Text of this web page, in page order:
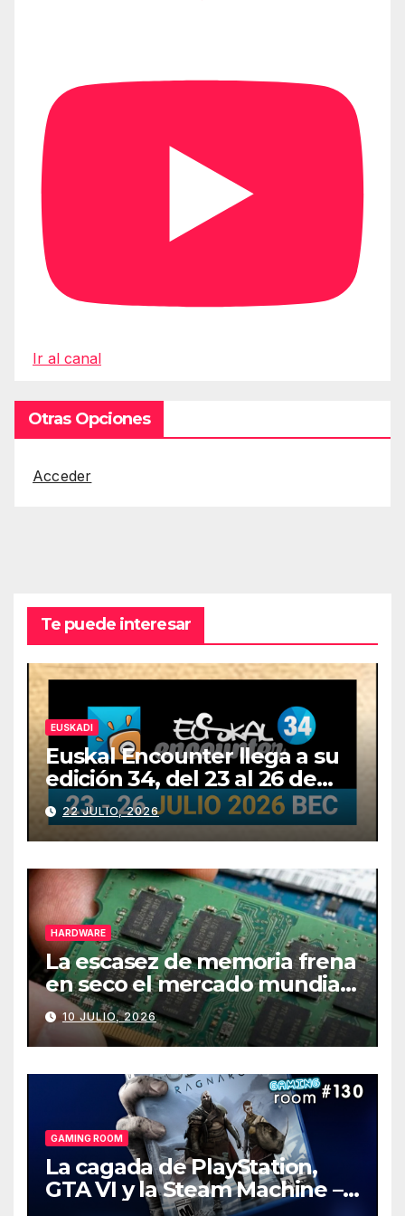
Ir al canal
Otras Opciones
Acceder
Te puede interesar
EUSKADI
Euskal Encounter llega a su
edición 34, del 23 al 26 de
julio
22 JULIO, 2026
HARDWARE
La escasez de memoria frena
en seco el mercado mundial
de PCs
10 JULIO, 2026
GAMING ROOM
La cagada de PlayStation,
GTA VI y la Steam Machine –